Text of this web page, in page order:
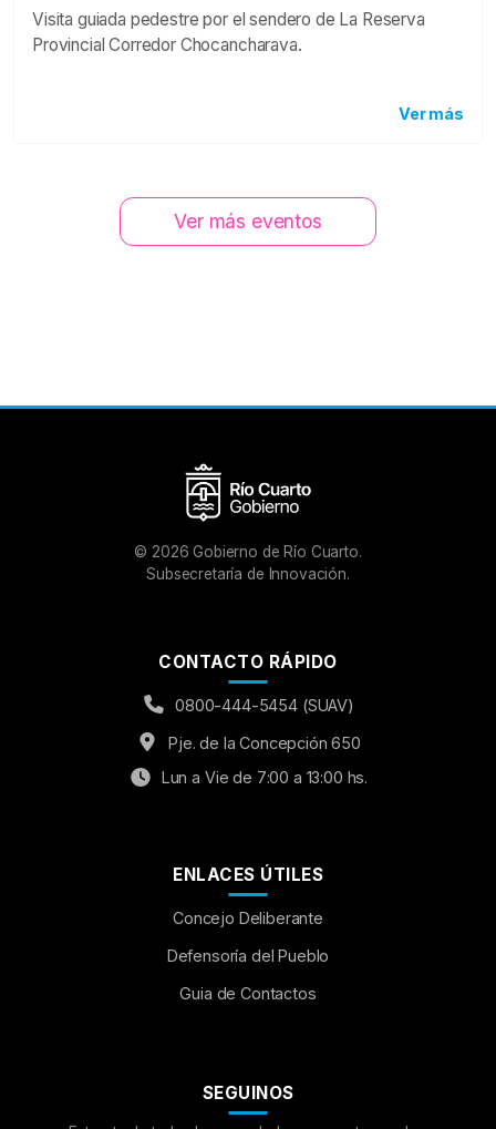
Visita guiada pedestre por el sendero de La Reserva
Provincial Corredor Chocancharava.
Ver más
Ver más eventos
© 2026 Gobierno de Río Cuarto.
Subsecretaría de Innovación.
CONTACTO RÁPIDO
0800-444-5454 (SUAV)
Pje. de la Concepción 650
Lun a Vie de 7:00 a 13:00 hs.
ENLACES ÚTILES
Concejo Deliberante
Defensoría del Pueblo
Guia de Contactos
SEGUINOS
Aumentar Fuente
OFF
Leer al pasar el mouse